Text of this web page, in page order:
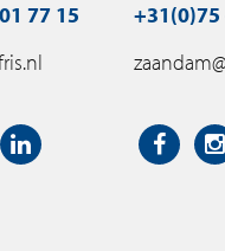
77 15
+31(0)75